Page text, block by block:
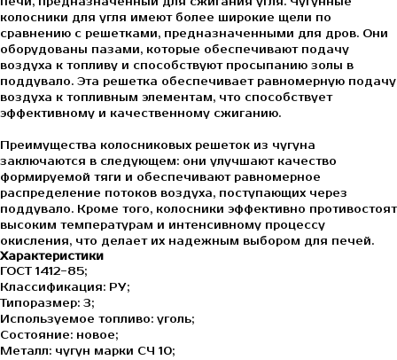
колосники для угля имеют более широкие щели по
сравнению с решетками, предназначенными для дров. Они
оборудованы пазами, которые обеспечивают подачу
воздуха к топливу и способствуют просыпанию золы в
поддувало. Эта решетка обеспечивает равномерную подачу
воздуха к топливным элементам, что способствует
эффективному и качественному сжиганию.
Преимущества колосниковых решеток из чугуна
заключаются в следующем: они улучшают качество
формируемой тяги и обеспечивают равномерное
распределение потоков воздуха, поступающих через
поддувало. Кроме того, колосники эффективно противостоят
высоким температурам и интенсивному процессу
окисления, что делает их надежным выбором для печей.
Характеристики
ГОСТ 1412-85;
Классификация: РУ;
Типоразмер: 3;
Используемое топливо: уголь;
Состояние: новое;
Металл: чугун марки СЧ 10;